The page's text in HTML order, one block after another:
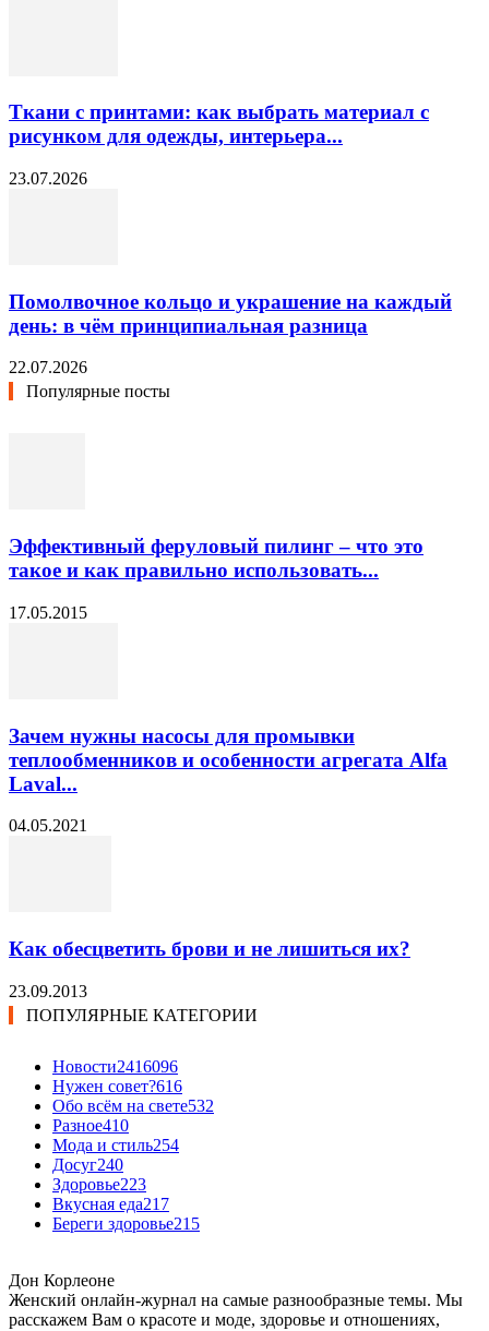
Ткани с принтами: как выбрать материал с
рисунком для одежды, интерьера...
23.07.2026
Помолвочное кольцо и украшение на каждый
день: в чём принципиальная разница
22.07.2026
Популярные посты
Эффективный феруловый пилинг – что это
такое и как правильно использовать...
17.05.2015
Зачем нужны насосы для промывки
теплообменников и особенности агрегата Alfa
Laval...
04.05.2021
Как обесцветить брови и не лишиться их?
23.09.2013
ПОПУЛЯРНЫЕ КАТЕГОРИИ
Новости2416096
Нужен совет?616
Обо всём на свете532
Разное410
Мода и стиль254
Досуг240
Здоровье223
Вкусная еда217
Береги здоровье215
Дон Корлеоне
Женский онлайн-журнал на самые разнообразные темы. Мы
расскажем Вам о красоте и моде, здоровье и отношениях,